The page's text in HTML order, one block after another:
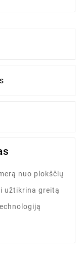
nuo plokščių
užtikrina greitą